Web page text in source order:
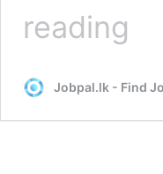
reading
Jobpal.lk - Find